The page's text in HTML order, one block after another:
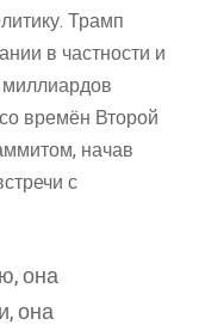
Трамп
в частности и
миллиардов
времён Второй
начав
с
она
она